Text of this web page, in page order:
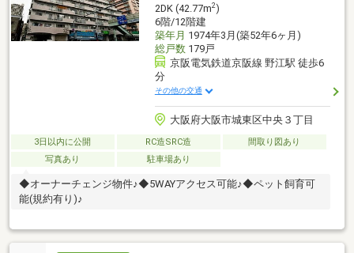
2DK (42.77m2)
6階/12階建
築年月 1974年3月(築52年6ヶ月)
総戸数179戸
京阪電気鉄道京阪線 野江駅 徒歩6
分
その他の交通
大阪府大阪市城東区中央３丁目
3日以内に公開 RC造SRC造
間取り図あり
写真あり
駐車場あり
◆オーナーチェンジ物件♪◆5WAYアクセス可能♪◆ペット飼育可
能(規約有り)♪